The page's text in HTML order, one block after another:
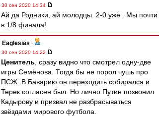
30 сен 2020 14:34
Ай да Родники, ай молодцы. 2-0 уже . Мы почти
в 1/8 финала!
Eaglesias -
30 сен 2020 14:22
Ценитель , сразу видно что смотрел одну-две
игры Семёнова. Тогда бы не порол чушь про
ПСЖ. В Баварию он переходить собирался и
Терек согласен был. Но лично Путин позвонил
Кадырову и призвал не разбрасываться
звёздами мирового футбола.